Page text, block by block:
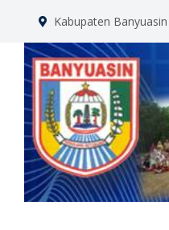
Kabupaten Banyuasin